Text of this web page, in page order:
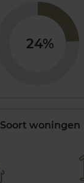
24%
Soort woningen